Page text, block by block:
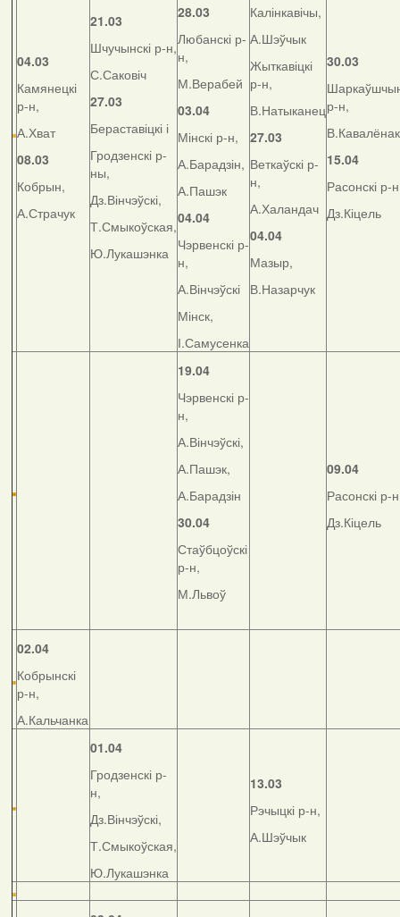
04.03
Камянецкі
р-н,
А.Хват
08.03
Кобрын,
А.Страчук
21.03
Шчучынскі р-н,
С.Саковіч
27.03
Бераставіцкі і
Гродзенскі р-
ны,
Дз.Вінчэўскі,
Т.Смыкоўская,
Ю.Лукашэнка
28.03
Любанскі р-
н,
М.Верабей
03.04
Мінскі р-н,
А.Барадзін,
А.Пашэк
04.04
Чэрвенскі р-
н,
А.Вінчэўскі
Мінск,
І.Самусенка
Калінкавічы,
А.Шэўчык
Жыткавіцкі
р-н,
В.Натыканец
27.03
Веткаўскі р-
н,
А.Халандач
04.04
Мазыр,
В.Назарчук
30.03
р-н,
В.Кавалёнак
15.04
Расонскі р-
Дз.Кіцель
19.04
Чэрвенскі р-
н,
А.Вінчэўскі,
А.Пашэк,
А.Барадзін
30.04
Стаўбцоўскі
р-н,
М.Львоў
09.04
Расонскі р-
Дз.Кіцель
02.04
Кобрынскі
р-н,
А.Кальчанка
01.04
Гродзенскі р-
н,
Дз.Вінчэўскі,
Т.Смыкоўская,
Ю.Лукашэнка
13.03
Рэчыцкі р-н,
А.Шэўчык